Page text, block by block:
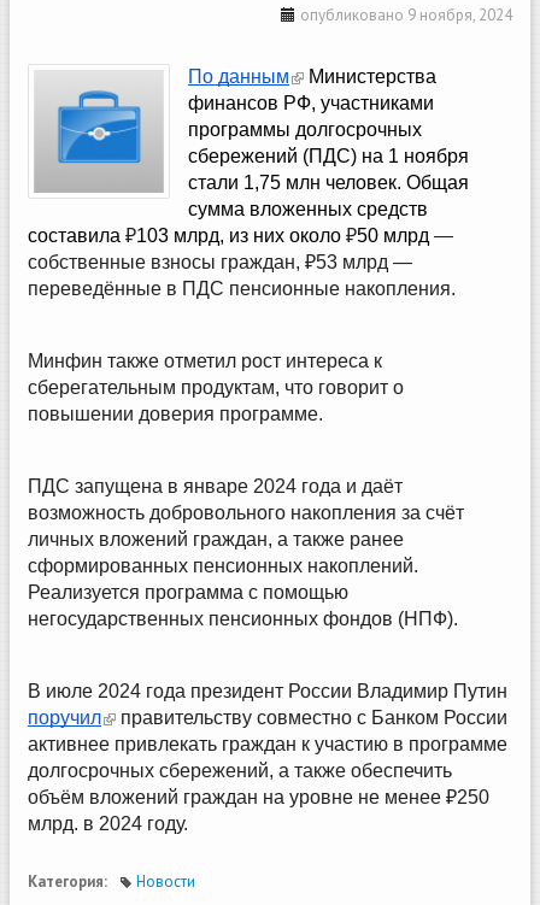
опубликовано 9 ноября, 2024
По данным(link is external)
Министерства
финансов РФ, участниками
программы долгосрочных
сбережений (ПДС) на 1 ноября
стали 1,75 млн человек. Общая
сумма вложенных средств
составила ₽103 млрд, из них около ₽50 млрд —
собственные взносы граждан, ₽53 млрд —
переведённые в ПДС пенсионные накопления.
Минфин также отметил рост интереса к
сберегательным продуктам, что говорит о
повышении доверия программе.
ПДС запущена в январе 2024 года и даёт
возможность добровольного накопления за счёт
личных вложений граждан, а также ранее
сформированных пенсионных накоплений.
Реализуется программа с помощью
негосударственных пенсионных фондов (НПФ).
В июле 2024 года президент России Владимир Путин
поручил(link is external)
правительству совместно с Банком России
активнее привлекать граждан к участию в программе
долгосрочных сбережений, а также обеспечить
объём вложений граждан на уровне не менее ₽250
млрд. в 2024 году.
Категория: Новости